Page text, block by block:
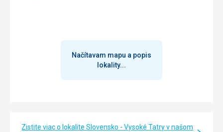
Načítavam mapu a popis
lokality...
Zistite viac o lokalite Slovensko - Vysoké Tatry v našom